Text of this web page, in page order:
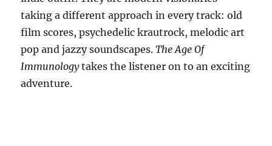
taking a different approach in every track: old
film scores, psychedelic krautrock, melodic art
pop and jazzy soundscapes.The Age Of
Immunologytakes the listener on to an exciting
adventure.